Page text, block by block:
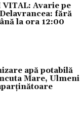
Avarie pe
fără
la ora 12:00
apă potabilă
Mare, Ulmeni